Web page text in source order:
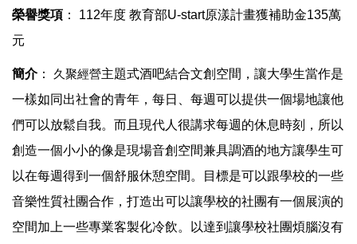
榮譽獎項 ： 112年度 教育部U-start原漾計畫獲補助金135萬
元
簡介： 久聚經營主題式酒吧結合文創空間，讓大學生當作是
一樣如同出社會的青年，每日、每週可以提供一個場地讓他
們可以放鬆自我。而且現代人很講求每週的休息時刻，所以
創造一個小小的像是現場音創空間兼具調酒的地方讓學生可
以在每週得到一個舒服休憩空間。目標是可以跟學校的一些
音樂性質社團合作，打造出可以讓學校的社團有一個展演的
空間加上一些專業客製化冷飲。以達到讓學校社團煩腦沒有